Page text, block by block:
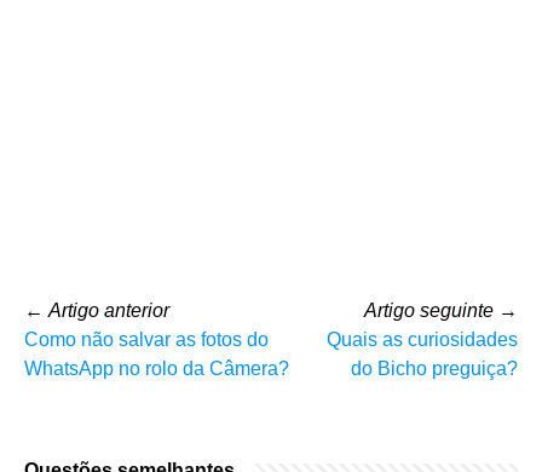
← Artigo anterior
Como não salvar as fotos do
WhatsApp no rolo da Câmera?
Artigo seguinte →
Quais as curiosidades
do Bicho preguiça?